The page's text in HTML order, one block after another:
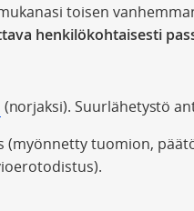
toisen
henkilökohtaisesti
(norjaksi). Suurlähetystö
(myönnetty tuomion,